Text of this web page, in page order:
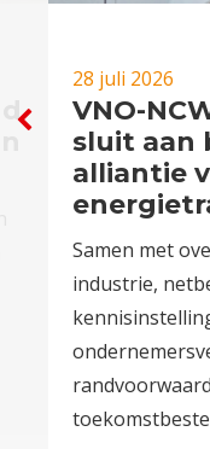
28 juli 2026
VNO-
sluit aan
alliantie
Samen met
industrie,